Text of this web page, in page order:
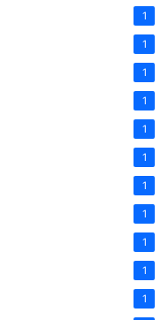
1
1
1
1
1
1
1
1
1
1
1